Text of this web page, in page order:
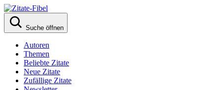
Suche öffnen
Autoren
Themen
Beliebte Zitate
Neue Zitate
Zufällige Zitate